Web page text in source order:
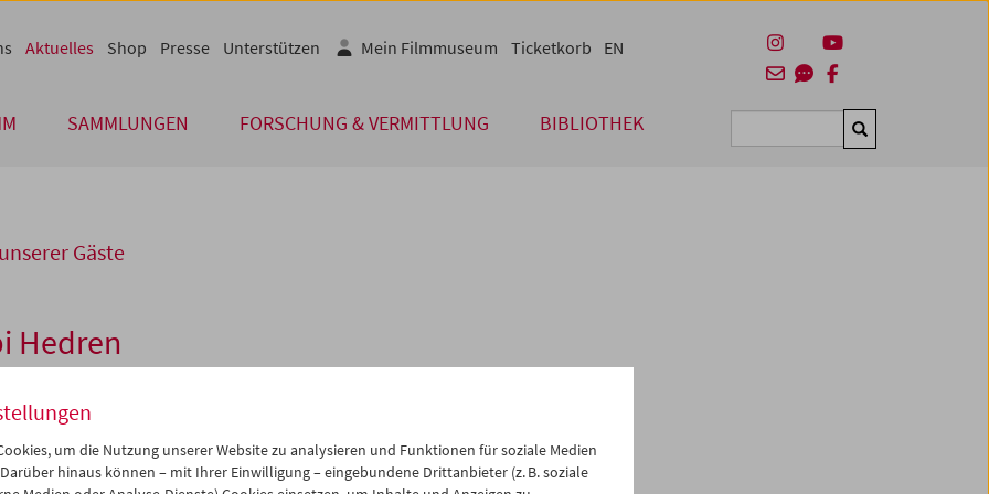
SAMMLUNGEN FORSCHUNG & VERMITTLUNG BIBLIOTHEK Suchen
Aktuelles Shop Presse Unterstützen Mein Filmmuseum Ticketkorb EN
Gäste
Hedren
Eine kleine Zoologie des Kinos
um die Nutzung unserer Website zu analysieren und Funktionen für soziale Medien
hinaus können – mit Ihrer Einwilligung – eingebundene Drittanbieter (z. B. soziale